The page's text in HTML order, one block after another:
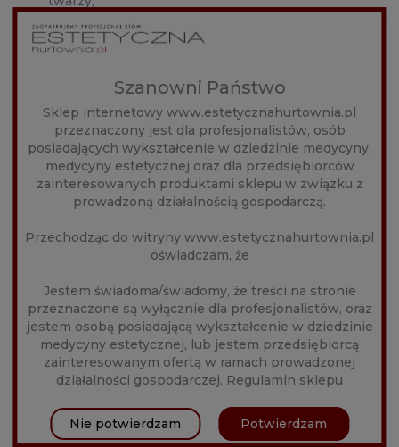
tłuszczowych na twarzy,
wspomaganie leczenia miejscowej otyłości w
Obszar aplikacji:
twarz:
podbródek,
żuchwa,
policzki,
szyja.
L-Karnityna- wspiera proces lipolizy,
przyspieszając rozpad komórek tłuszczowych,
Cynara Scolymus Leaf Extract - znany z właściwości
detoksykujących i wspomagających metabolizm
tłuszczów,
mikrokrążenie i wspomaga drenaż limfatyczny,
Lecytyna
- wzmacnia barierę lipidową skóry,
Szanowni Państwo
Sklep internetowy www.estetycznahurtownia.pl
przeznaczony jest dla profesjonalistów, osób
posiadających wykształcenie w dziedzinie medycyny,
medycyny estetycznej oraz dla przedsiębiorców
zainteresowanych produktami sklepu w związku z
prowadzoną działalnością gospodarczą.
Przechodząc do witryny www.estetycznahurtownia.pl
oświadczam, że
Jestem świadoma/świadomy, że treści na stronie
przeznaczone są wyłącznie dla profesjonalistów, oraz
jestem osobą posiadającą wykształcenie w dziedzinie
medycyny estetycznej, lub jestem przedsiębiorcą
zainteresowanym ofertą w ramach prowadzonej
działalności gospodarczej. Regulamin sklepu
Nie potwierdzam Potwierdzam